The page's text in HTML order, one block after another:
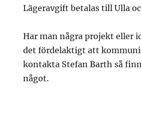
Lägeravgift betalas till Ulla
Har man några projekt eller
det fördelaktigt att
kontakta Stefan Barth så
något.